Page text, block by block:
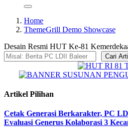
Home
ThemeGrill Demo Showcase
Desain Resmi HUT Ke-81
Cari
Artikel Pilihan
Cetak Generasi Berkarakter, PC
Evaluasi Generus Kolaborasi 3